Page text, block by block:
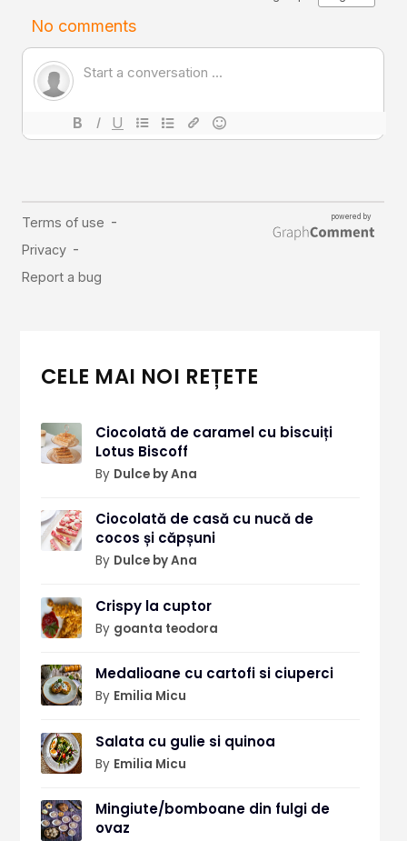
CELE MAI NOI REȚETE
Ciocolată de caramel cu biscuiți
Lotus Biscoff
By Dulce by Ana
Ciocolată de casă cu nucă de
cocos și căpșuni
By Dulce by Ana
Crispy la cuptor
By goanta teodora
Medalioane cu cartofi si ciuperci
By Emilia Micu
Salata cu gulie si quinoa
By Emilia Micu
Mingiute/bomboane din fulgi de
ovaz